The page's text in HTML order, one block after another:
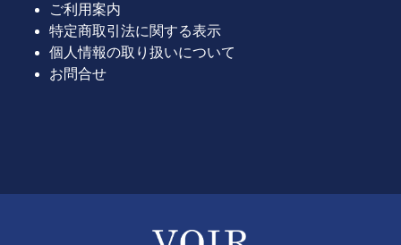
ご利用案内
特定商取引法に関する表示
個人情報の取り扱いについて
お問合せ